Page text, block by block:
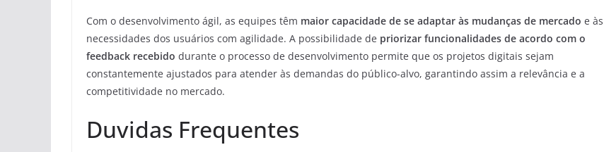
Com o desenvolvimento ágil, as equipes têm maior capacidade de se adaptar às mudanças de mercado e às
necessidades dos usuários com agilidade. A possibilidade de priorizar funcionalidades de acordo com o
feedback recebido durante o processo de desenvolvimento permite que os projetos digitais sejam
constantemente ajustados para atender às demandas do público-alvo, garantindo assim a relevância e a
competitividade no mercado.
Duvidas Frequentes